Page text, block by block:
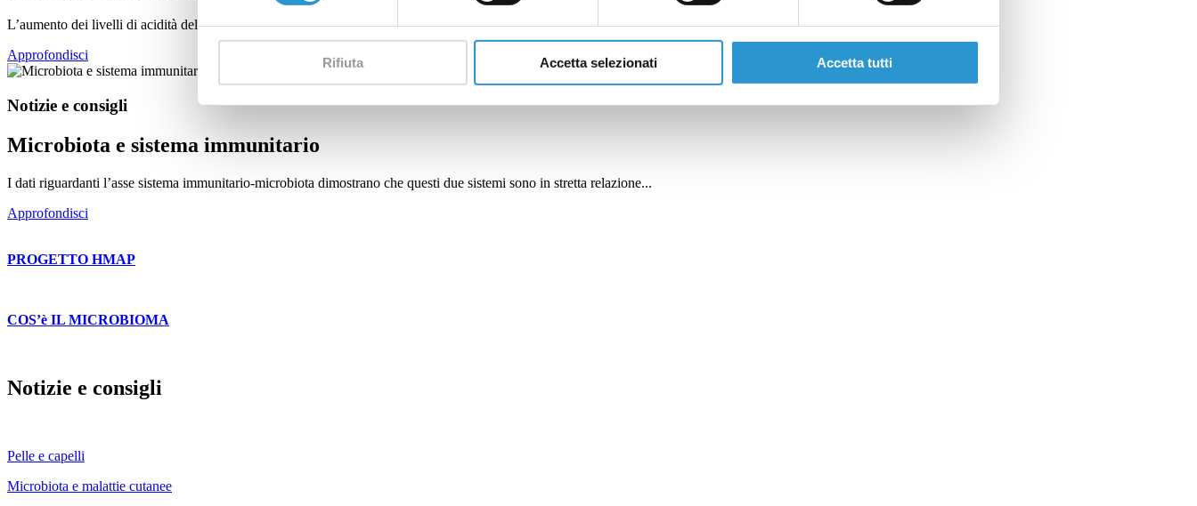
Rifiuta Accetta selezionati Accetta tutti
L’aumento dei livelli di acidità del cavo orale, dovuto a patologie da reflusso e abitudini alimentari scorrette, pone le basi per...
Approfondisci
Notizie e consigli
Microbiota e sistema immunitario
I dati riguardanti l’asse sistema immunitario-microbiota dimostrano che questi due sistemi sono in stretta relazione...
Approfondisci
PROGETTO HMAP
COS’è IL MICROBIOMA
Notizie e consigli
Pelle e capelli
Microbiota e malattie cutanee